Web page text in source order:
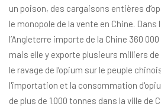
un poison, des cargaisons entières
le monopole de la vente en Chine. Dans
l’Angleterre importe de la Chine 360
mais elle y exporte plusieurs milliers de
le ravage de l’opium sur le peuple
l'importation et la consommation
de plus de 1.000 tonnes dans la ville de